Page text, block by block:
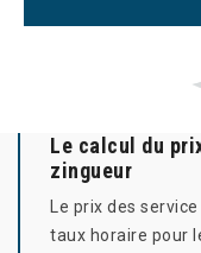
Le calcul du
zingueur
Le prix des
taux horaire pour